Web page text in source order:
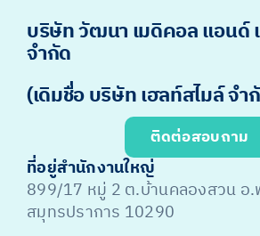
บริษัท วัฒนา เมดิคอล แอนด์
จำกัด
(เดิมชื่อ บริษัท เฮลท์สไมล์ จำ
ติดต่อสอบถาม
ที่อยู่สำนักงานใหญ่
899/17 หมู่ 2 ต.บ้านคลองสวน อ.
สมุทรปราการ 10290